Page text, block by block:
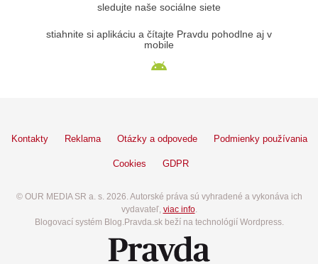
sledujte naše sociálne siete
stiahnite si aplikáciu a čítajte Pravdu pohodlne aj v
mobile
Kontakty Reklama Otázky a odpovede Podmienky používania
Cookies GDPR
© OUR MEDIA SR a. s. 2026. Autorské práva sú vyhradené a vykonáva ich
vydavateľ, viac info.
Blogovací systém Blog.Pravda.sk beží na technológií Wordpress.